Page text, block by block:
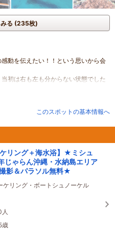
る (235枚)
動を伝えたい！！という思いから会
初は右も左も分からない状態でした
まれ年を追う事に
ます。
宝物」
に素敵な体験をしていただき最高の
体験し、安全で本当に楽しい遊びし
高の海遊びをご提供させていただき
限りです。
しくお願い申し上げます。
このスポットの基本情報へ
リング＋海水浴】★ミシュ
ゃらん沖縄・水納島エリア
影＆パラソル無料★
ケリング・ボートシュノーケル
歳